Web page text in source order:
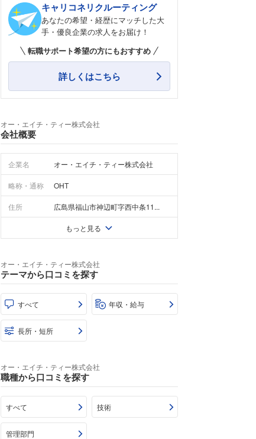
キャリコネリクルーティング
あなたの希望・経歴にマッチした大
手・優良企業の求人をお届け！
転職サポート希望の方にもおすすめ
詳しくはこちら
オー・エイチ・ティー株式会社
会社概要
企業名 オー・エイチ・ティー株式会社
略称・通称 OHT
住所 広島県福山市神辺町字西中条11...
もっと見る
オー・エイチ・ティー株式会社
テーマから口コミを探す
すべて 年収・給与
長所・短所
オー・エイチ・ティー株式会社
職種から口コミを探す
すべて 技術
管理部門